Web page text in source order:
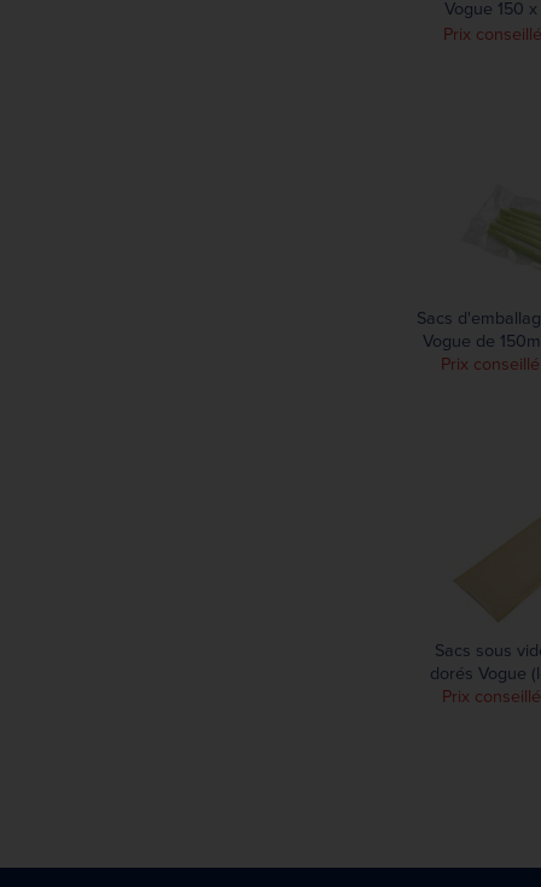
Vogue 150
gaufrés
Prix
Sacs
Vogue de
Prix
Sacs sous
dorés Vogue
Prix